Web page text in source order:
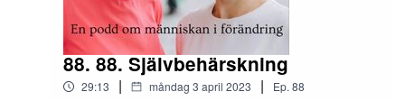
88. 88. Självbehärskning
29:13 | måndag 3 april 2023 | Ep. 88